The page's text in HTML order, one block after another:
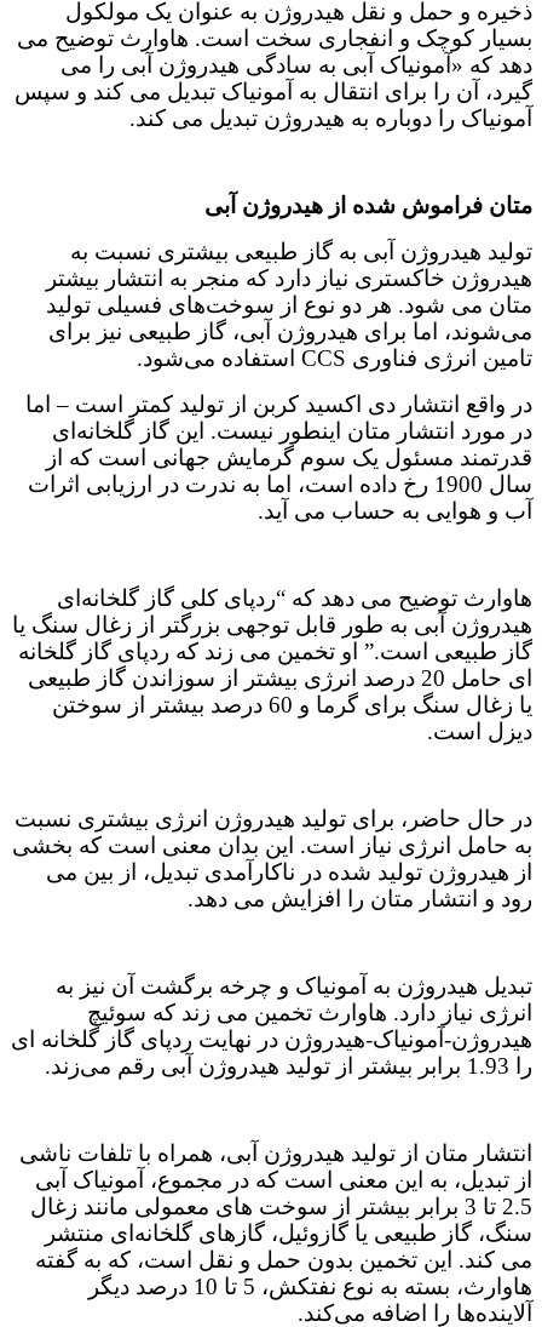
ذخیره و حمل و نقل هیدروژن به عنوان یک مولکول
بسیار کوچک و انفجاری سخت است. هاوارث توضیح می
دهد که «آمونیاک آبی به سادگی هیدروژن آبی را می
گیرد، آن را برای انتقال به آمونیاک تبدیل می کند و سپس
آمونیاک را دوباره به هیدروژن تبدیل می کند.
متان فراموش شده از هیدروژن آبی
تولید هیدروژن آبی به گاز طبیعی بیشتری نسبت به
هیدروژن خاکستری نیاز دارد که منجر به انتشار بیشتر
متان می شود. هر دو نوع از سوخت‌های فسیلی تولید
می‌شوند، اما برای هیدروژن آبی، گاز طبیعی نیز برای
تامین انرژی فناوری CCS استفاده می‌شود.
در واقع انتشار دی اکسید کربن از تولید کمتر است – اما
در مورد انتشار متان اینطور نیست. این گاز گلخانه‌ای
قدرتمند مسئول یک سوم گرمایش جهانی است که از
سال 1900 رخ داده است، اما به ندرت در ارزیابی اثرات
آب و هوایی به حساب می آید.
هاوارث توضیح می دهد که “ردپای کلی گاز گلخانه‌ای
هیدروژن آبی به طور قابل توجهی بزرگتر از زغال سنگ یا
گاز طبیعی است.” او تخمین می زند که ردپای گاز گلخانه
ای حامل 20 درصد انرژی بیشتر از سوزاندن گاز طبیعی
یا زغال سنگ برای گرما و 60 درصد بیشتر از سوختن
دیزل است.
در حال حاضر، برای تولید هیدروژن انرژی بیشتری نسبت
به حامل انرژی نیاز است. این بدان معنی است که بخشی
از هیدروژن تولید شده در ناکارآمدی تبدیل، از بین می
رود و انتشار متان را افزایش می دهد.
تبدیل هیدروژن به آمونیاک و چرخه برگشت آن نیز به
انرژی نیاز دارد. هاوارث تخمین می زند که سوئیچ
هیدروژن-آمونیاک-هیدروژن در نهایت ردپای گاز گلخانه ای
را 1.93 برابر بیشتر از تولید هیدروژن آبی رقم می‌زند.
انتشار متان از تولید هیدروژن آبی، همراه با تلفات ناشی
از تبدیل، به این معنی است که در مجموع، آمونیاک آبی
2.5 تا 3 برابر بیشتر از سوخت های معمولی مانند زغال
سنگ، گاز طبیعی یا گازوئیل، گازهای گلخانه‌ای منتشر
می کند. این تخمین بدون حمل و نقل است، که به گفته
هاوارث، بسته به نوع نفتکش، 5 تا 10 درصد دیگر
آلاینده‌ها را اضافه می‌کند.